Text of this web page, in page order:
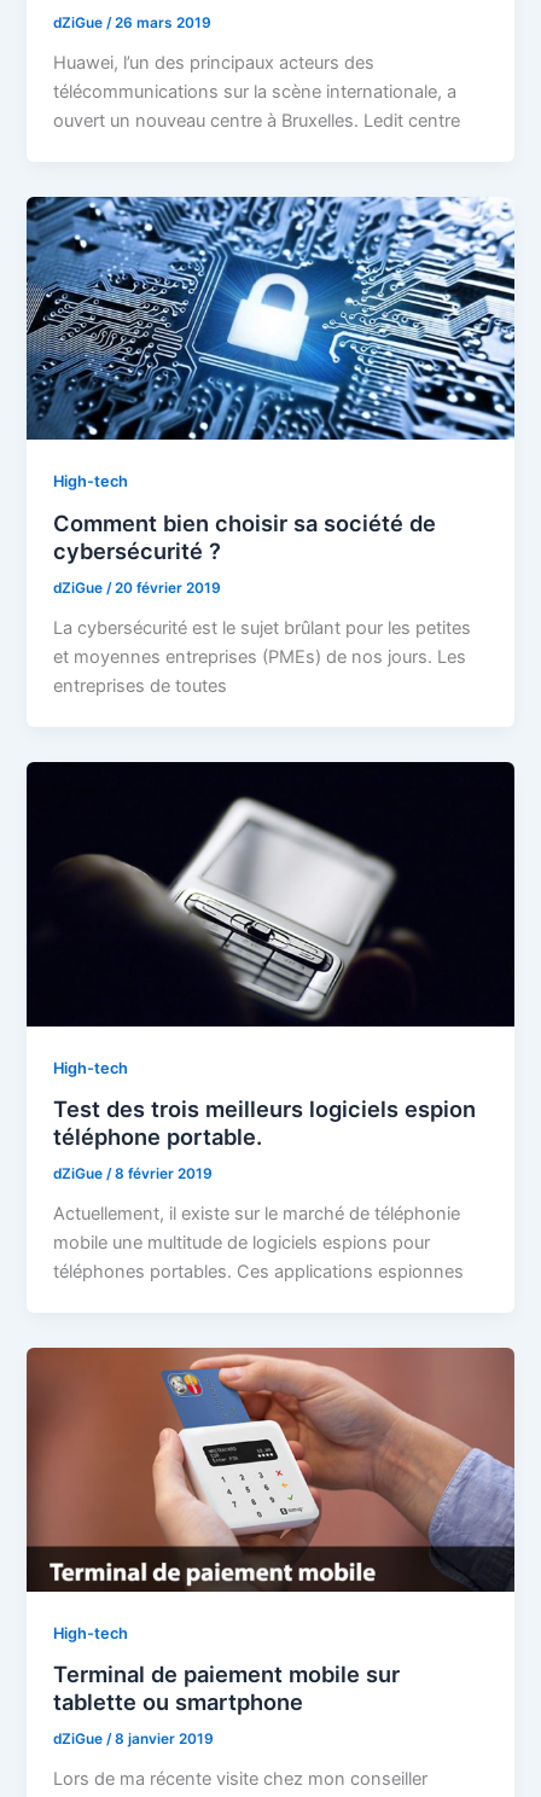
dZiGue/26 mars 2019
Huawei, l’un des principaux acteurs des
télécommunications sur la scène internationale, a
ouvert un nouveau centre à Bruxelles. Ledit centre
High-tech
Comment bien choisir sa société de
cybersécurité ?
dZiGue/20 février 2019
La cybersécurité est le sujet brûlant pour les petites
et moyennes entreprises (PMEs) de nos jours. Les
entreprises de toutes
High-tech
Test des trois meilleurs logiciels espion
téléphone portable.
dZiGue/8 février 2019
Actuellement, il existe sur le marché de téléphonie
mobile une multitude de logiciels espions pour
téléphones portables. Ces applications espionnes
High-tech
Terminal de paiement mobile sur
tablette ou smartphone
dZiGue/8 janvier 2019
Lors de ma récente visite chez mon conseiller